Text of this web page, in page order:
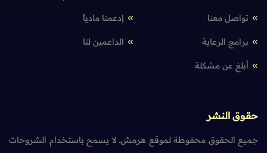
تواصل معنا إدعمنا مادياً
برامج الرعاية الداعمين لنا
أبلغ عن مشكلة
حقوق النشر
جميع الحقوق محفوظة لموقع هرمش. لا يسمح باستخدام الشروحات